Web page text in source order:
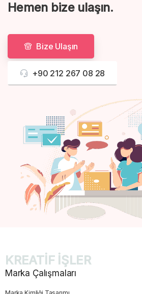
Hemen bize ulaşın.
Bize Ulaşın
+90 212 267 08 28
KREATİF İŞLER
Marka Çalışmaları